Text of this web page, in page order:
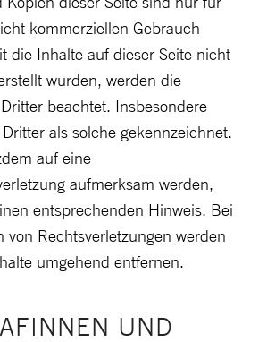
kommerziellen Gebrauch
die Inhalte auf dieser Seite nicht
wurden, werden die
beachtet. Insbesondere
als solche gekennzeichnet.
auf eine
aufmerksam werden,
entsprechenden Hinweis. Bei
von Rechtsverletzungen werden
umgehend entfernen.
UND